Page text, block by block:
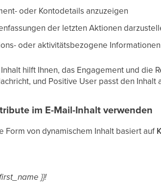
oder Kontodetails anzuzeigen
der letzten Aktionen
oder aktivitätsbezogene
hilft Ihnen, das Engagement und die
und Positive User passt den
im E-Mail-Inhalt verwenden
Form von dynamischem Inhalt basiert auf
}}!